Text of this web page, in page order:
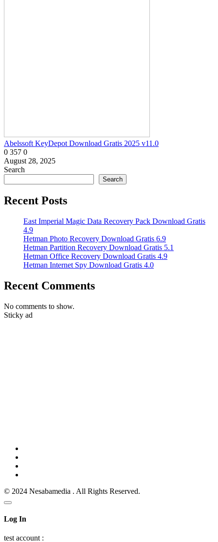
Abelssoft KeyDepot Download Gratis 2025 v11.0
0 357 0
August 28, 2025
Search
Search
Recent Posts
East Imperial Magic Data Recovery Pack Download Gratis
4.9
Hetman Photo Recovery Download Gratis 6.9
Hetman Partition Recovery Download Gratis 5.1
Hetman Office Recovery Download Gratis 4.9
Hetman Internet Spy Download Gratis 4.0
Recent Comments
No comments to show.
Sticky ad
© 2024 Nesabamedia . All Rights Reserved.
Log In
test account :